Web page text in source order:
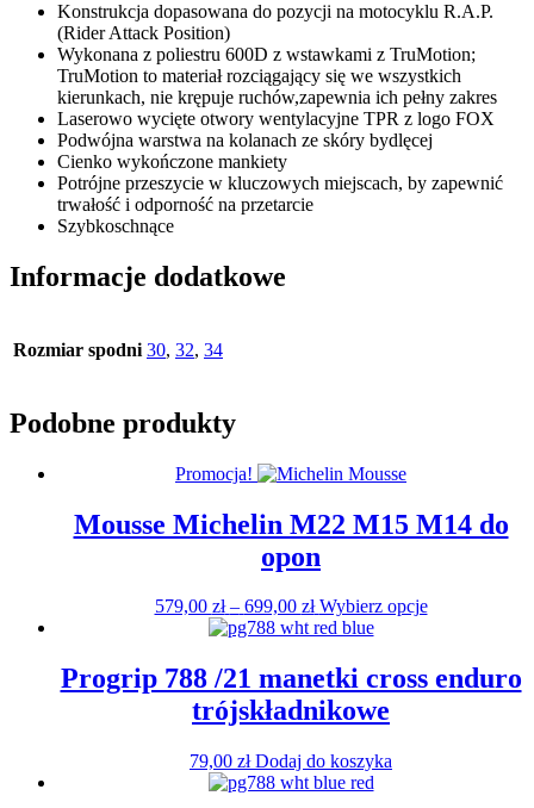
Konstrukcja dopasowana do pozycji na motocyklu R.A.P.
(Rider Attack Position)
Wykonana z poliestru 600D z wstawkami z TruMotion;
TruMotion to materiał rozciągający się we wszystkich
kierunkach, nie krępuje ruchów,zapewnia ich pełny zakres
Laserowo wycięte otwory wentylacyjne TPR z logo FOX
Podwójna warstwa na kolanach ze skóry bydlęcej
Cienko wykończone mankiety
Potrójne przeszycie w kluczowych miejscach, by zapewnić
trwałość i odporność na przetarcie
Szybkoschnące
Informacje dodatkowe
Rozmiar spodni 30, 32, 34
Podobne produkty
Promocja!
Mousse Michelin M22 M15 M14 do
opon
579,00 zł – 699,00 złZakres
cen:
579,00 zł
do
699,00 zł
Wybierz opcjeTen
wiele
wariantów.
Progrip 788 /21 manetki cross enduro
trójskładnikowe
79,00 zł Dodaj do koszyka